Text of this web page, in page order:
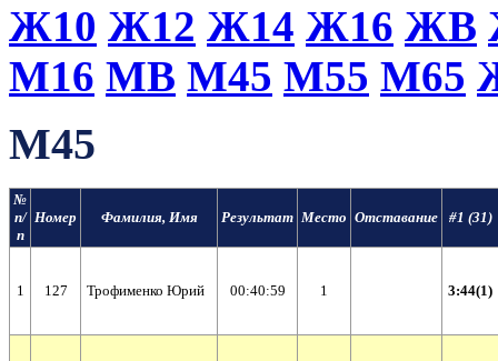
Ж10 Ж12 Ж14 Ж16 ЖВ
М16 МВ М45 М55 М65
М45
№
п/
п
Номер Фамилия, Имя Результат Место Отставание #1 (31)
1 127 Трофименко Юрий 00:40:59 1 3:44(1)